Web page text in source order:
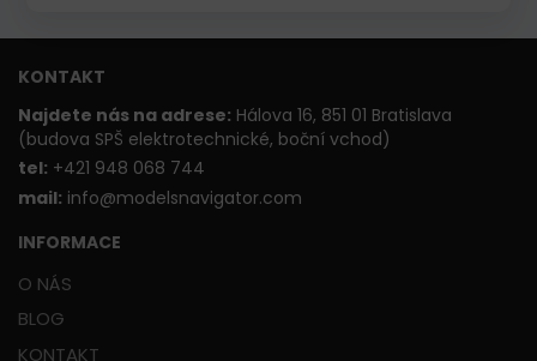
KONTAKT
Najdete nás na adrese: Hálova 16, 851 01 Bratislava
(budova SPŠ elektrotechnické, boční vchod)
tel: +421 948 068 744
mail: info@modelsnavigator.com
INFORMACE
O NÁS
BLOG
KONTAKT